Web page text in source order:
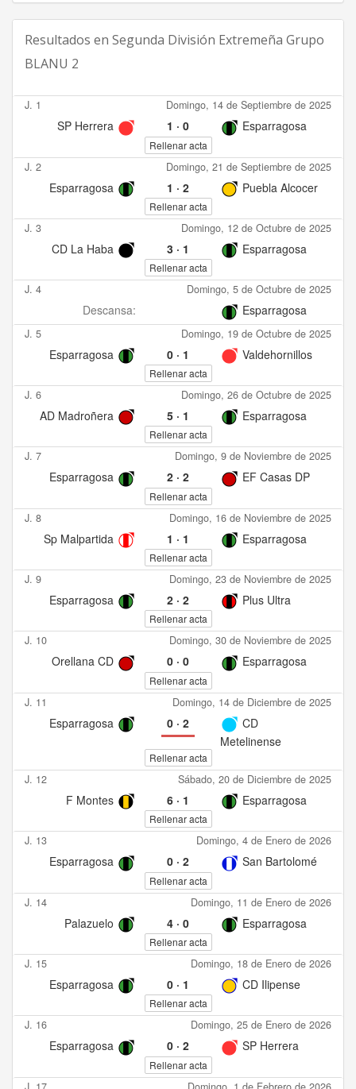
Resultados en Segunda División Extremeña Grupo
BLANU 2
J. 1 Domingo, 14 de Septiembre de 2025
SP Herrera 1 · 0 Esparragosa
Rellenar acta
J. 2 Domingo, 21 de Septiembre de 2025
Esparragosa 1 · 2 Puebla Alcocer
Rellenar acta
J. 3 Domingo, 12 de Octubre de 2025
CD La Haba 3· 1 Esparragosa
Rellenar acta
J. 4 Domingo, 5 de Octubre de 2025
Descansa: Esparragosa
J. 5 Domingo, 19 de Octubre de 2025
Esparragosa 0· 1 Valdehornillos
Rellenar acta
J. 6 Domingo, 26 de Octubre de 2025
AD Madroñera 5· 1 Esparragosa
Rellenar acta
J. 7 Domingo, 9 de Noviembre de 2025
Esparragosa 2· 2 EF Casas DP
Rellenar acta
J. 8 Domingo, 16 de Noviembre de 2025
Sp Malpartida 1 · 1 Esparragosa
Rellenar acta
J. 9 Domingo, 23 de Noviembre de 2025
Esparragosa 2· 2 Plus Ultra
Rellenar acta
J. 10 Domingo, 30 de Noviembre de 2025
Orellana CD 0· 0 Esparragosa
Rellenar acta
J. 11 Domingo, 14 de Diciembre de 2025
Esparragosa 0· 2
CD
Metelinense
Rellenar acta
J. 12 Sábado, 20 de Diciembre de 2025
F Montes 6· 1 Esparragosa
Rellenar acta
J. 13 Domingo, 4 de Enero de 2026
Esparragosa 0· 2 San Bartolomé
Rellenar acta
J. 14 Domingo, 11 de Enero de 2026
Palazuelo 4· 0 Esparragosa
Rellenar acta
J. 15 Domingo, 18 de Enero de 2026
Esparragosa 0· 1 CD Ilipense
Rellenar acta
J. 16 Domingo, 25 de Enero de 2026
Esparragosa 0· 2 SP Herrera
Rellenar acta